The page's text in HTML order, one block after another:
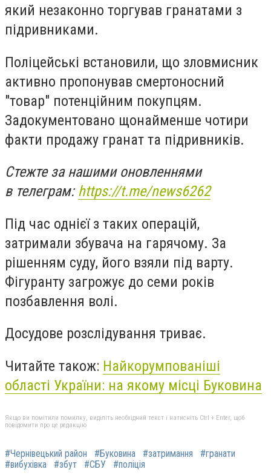
який незаконно торгував гранатами з
підривниками.
Поліцейські встановили, що зловмисник
активно пропонував смертоносний
"товар" потенційним покупцям.
Задокументовано щонайменше чотири
факти продажу гранат та підривників.
Стежте за нашими оновленнями
в телеграм:https://t.me/news6262
Під час однієї з таких операцій,
затримали збувача на гарячому. За
рішенням суду, його взяли під варту.
Фігуранту загрожує до семи років
позбавлення волі.
Досудове розслідування триває.
Читайте також: Найкорумпованіші
області України: на якому місці Буковина
Якщо ви помітили помилку, виділіть необхідний текст і натисніть Ctrl + Enter, щоб
повідомити про це редакцію
#Чернівецький район #Буковина #затримання
#гранати
#вибухівка
#збут #СБУ #поліція